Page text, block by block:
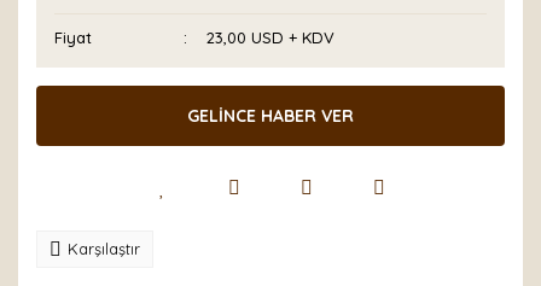
Fiyat 23,00 USD + KDV
GELİNCE HABER VER
Karşılaştır